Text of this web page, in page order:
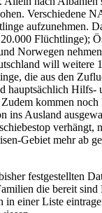
Verschiedene
aufzunehmen.
Flüchtlinge);
Norwegen
will weitere
die aus den
hauptsächlich Hilfs-
kommen
ins Ausland
verhängt,
Gebiet mehr ab
festgestellten
die bereit sind
in einer Liste